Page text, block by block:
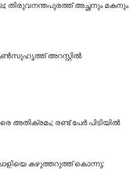
തിരുവനന്തപുരത്ത് അച്ഛനും മകനും
അറസ്റ്റില്‍
അതിക്രമം; രണ്ട് പേർ പിടിയിൽ
കഴുത്തറുത്ത് കൊന്നു;